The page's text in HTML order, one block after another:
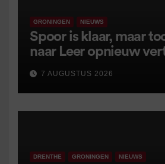
GRONINGEN NIEUWS
Spoor is klaar, maar
naar Leer opnieuw
7 AUGUSTUS 2026
DRENTHE GRONINGEN NIEUWS